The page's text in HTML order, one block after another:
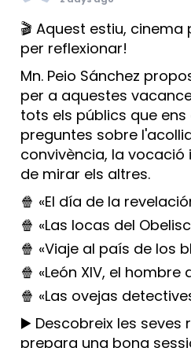
🎬 Aquest estiu,
per reflexionar!
Mn. Peio Sánchez
per a aquestes
tots els públics que
preguntes sobre
convivència, la
de mirar els altres.
🍿 «El día de la
🍿 «Las locas del
🍿 «Viaje al país de los
🍿 «León XIV, el
🍿 «Las ovejas
▶️ Descobreix les seves
prepara una bona